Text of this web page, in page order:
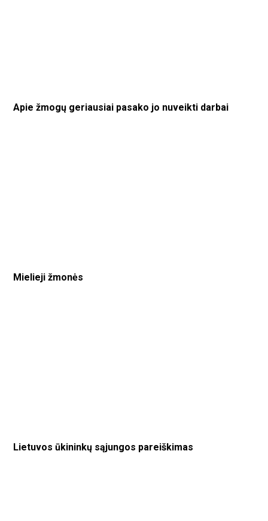
Apie žmogų geriausiai pasako jo nuveikti darbai
Mielieji žmonės
Lietuvos ūkininkų sąjungos pareiškimas